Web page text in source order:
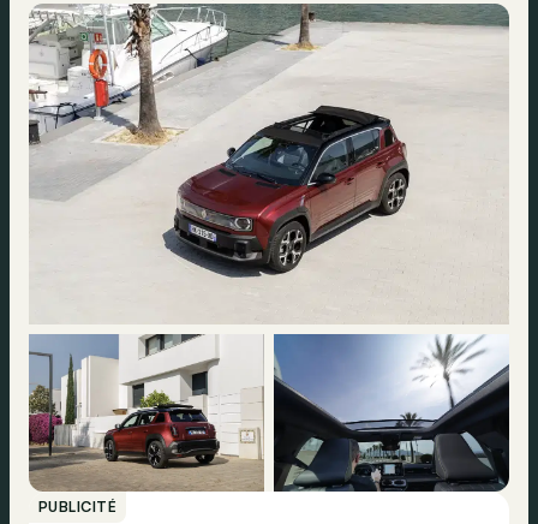
PUBLICITÉ